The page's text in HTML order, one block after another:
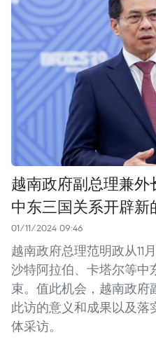
越南政府副总理兼
中东三国关系开辟新
01/11/2024 09:46
越南政府总理范明政从11月
沙特阿拉伯、卡塔尔等中
束。值此机会，越南政
此访的意义和成果以及落
体采访。